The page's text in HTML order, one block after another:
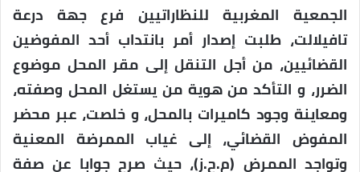
الجمعية المغربية للنظاراتيين فرع جهة درعة
تافيلالت، طلبت إصدار أمر بانتداب أحد المفوضين
القضائيين، من أجل التنقل إلى مقر المحل موضوع
الضرر، و التأكد من هوية من يستغل المحل وصفته،
ومعاينة وجود كاميرات بالمحل، و خلصت، عبر محضر
المفوض القضائي، إلى غياب الممرضة المعنية
وتواجد الممرض (م.ح.ز)، حيث صرح جوابا عن صفة